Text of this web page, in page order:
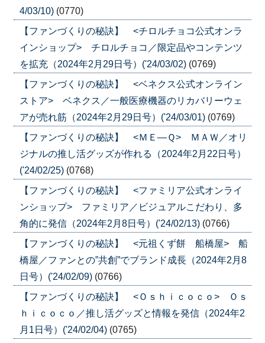
4/03/10) (0770)
【ファンづくりの秘訣】 <チロルチョコ公式オンラ
インショップ> チロルチョコ／限定品やコンテンツ
を拡充（2024年2月29日号）('24/03/02) (0769)
【ファンづくりの秘訣】 <ベネクス公式オンライン
ストア> ベネクス／一般医療機器のリカバリーウェ
アが売れ筋（2024年2月29日号）('24/03/01) (0769)
【ファンづくりの秘訣】 <ＭＥ―Ｑ> ＭＡＷ／オリ
ジナルの推し活グッズが作れる（2024年2月22日号）
('24/02/25) (0768)
【ファンづくりの秘訣】 <ファミリア公式オンライ
ンショップ> ファミリア／ビジュアルこだわり、多
角的に発信（2024年2月8日号）('24/02/13) (0766)
【ファンづくりの秘訣】 <元祖くず餅 船橋屋> 船
橋屋／ファンとの”共創”でブランド成長（2024年2月8
日号）('24/02/09) (0766)
【ファンづくりの秘訣】 <Ｏｓｈｉｃｏｃｏ> Ｏｓ
ｈｉｃｏｃｏ／推し活グッズと情報を発信（2024年2
月1日号）('24/02/04) (0765)